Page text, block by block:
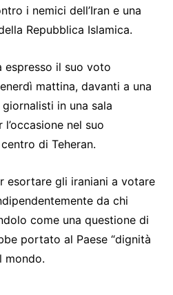
i nemici dell’Iran e una
Repubblica Islamica.
espresso il suo voto
mattina, davanti a una
in una sala
nel suo
di Teheran.
esortare gli iraniani a votare
da chi
come una questione di
portato al Paese “dignità
mondo.